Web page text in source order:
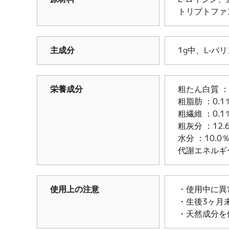
トリプトファ
主成分 1g中、L-バ
栄養成分
粗たん白質
粗脂肪 ：0.1
粗繊維 ：0.1
粗灰分 ：
水分 ：10.0
代謝エネル
使用上の注意
・使用中に
・生後3ヶ月
・天然成分